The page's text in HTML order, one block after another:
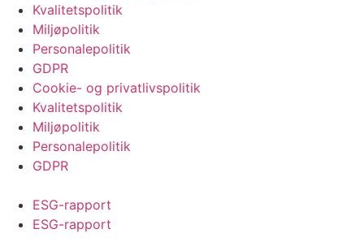
Kvalitetspolitik
Miljøpolitik
Personalepolitik
GDPR
Cookie- og privatlivspolitik
Kvalitetspolitik
Miljøpolitik
Personalepolitik
GDPR
ESG-rapport
ESG-rapport